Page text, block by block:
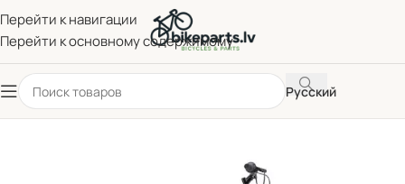
Перейти к навигации
Перейти к основному содержимому
Русский